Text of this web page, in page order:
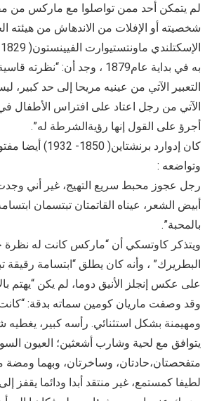
لم يتمكن أحد ممن تواصلوا مع ماركس من
شخصيته أو الإفلات من الاندهاش من هيئته
به في بداية عام1879 ، وجد أن:
التعبير الآتي من عينيه مريحا إلى حد
الآتي من رجل اعتاد على افتراس الأطفال
أجرؤ على القول إنها رؤيةالشرطة له”.
كان إدوارد
وتواضعه :
رجل عجوز محبط سريع التهيج، غير أني
أبيض الشعر، عيناه القاتمتان تبتسمان
بالمحبة”.
ويتذكر كاوتسكي أن “ماركس كانت له نظرة
البطريرك” ، وأنه كان يطلق “ابتسامة رقيقة
على عكس إنجلز الأنيق دوما، لم يكن “يهتم
وقد وصفت ماريان كومين سماته بدقة:
ومهيمنة بشكل استثنائي. رأسه كبير،
يتوافق مع لحية وشارب أشعثين؛ العيون
متفحصتان،حادتان، وساخرتان، وبهما ومضة
لطيفا كمستمع، غير منتقد أبدا ودائما يقفز